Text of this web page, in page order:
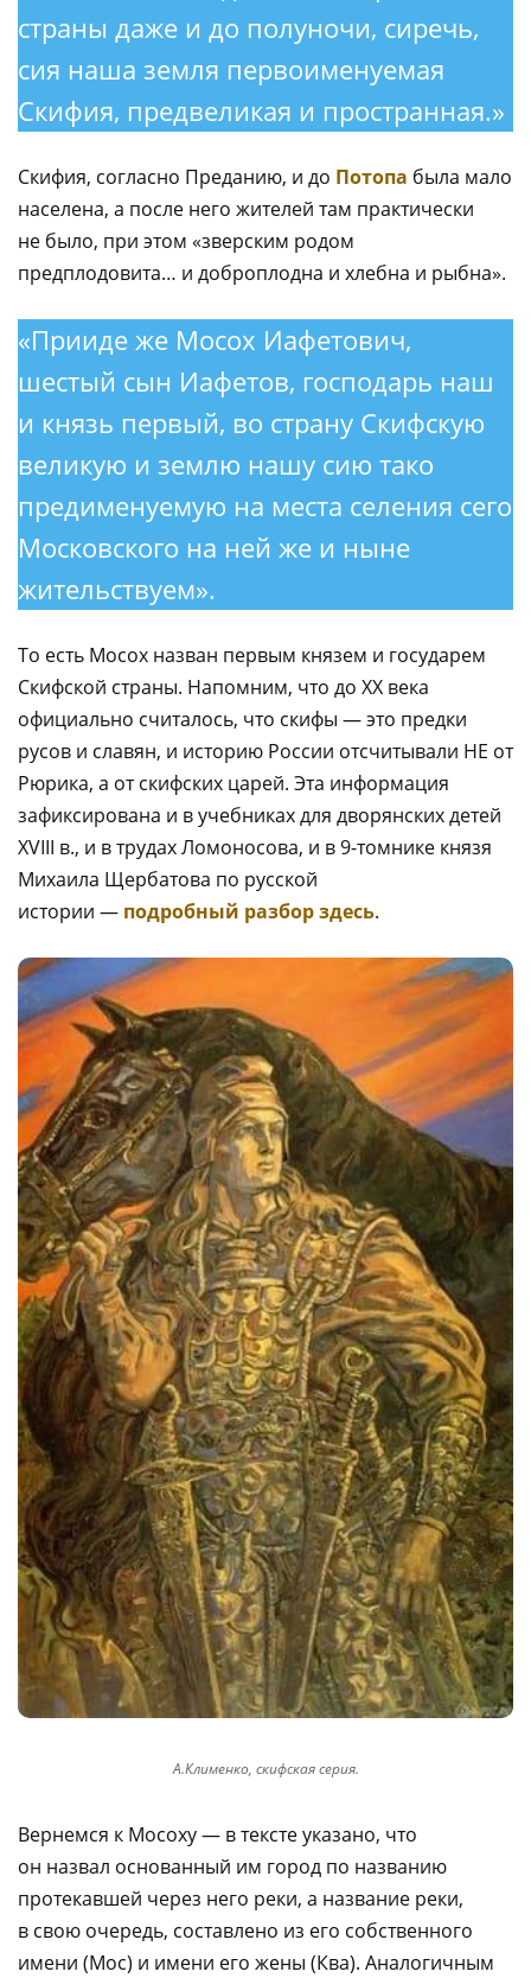
страны даже и до полуночи, сиречь,
сия наша земля первоименуемая
Скифия, предвеликая и пространная.»
Скифия, согласно Преданию, и до Потопа была мало
населена, а после него жителей там практически
не было, при этом «зверским родом
предплодовита… и доброплодна и хлебна и рыбна».
«Прииде же Мосох Иафетович,
шестый сын Иафетов, господарь наш
и князь первый, во страну Скифскую
великую и землю нашу сию тако
предименуемую на места селения сего
Московского на ней же и ныне
жительствуем».
То есть Мосох назван первым князем и государем
Скифской страны. Напомним, что до XX века
официально считалось, что скифы — это предки
русов и славян, и историю России отсчитывали НЕ от
Рюрика, а от скифских царей. Эта информация
зафиксирована и в учебниках для дворянских детей
XVIII в., и в трудах Ломоносова, и в 9-томнике князя
Михаила Щербатова по русской
истории — подробный разбор здесь.
А.Клименко, скифская серия.
Вернемся к Мосоху — в тексте указано, что
он назвал основанный им город по названию
протекавшей через него реки, а название реки,
в свою очередь, составлено из его собственного
имени (Мос) и имени его жены (Ква). Аналогичным